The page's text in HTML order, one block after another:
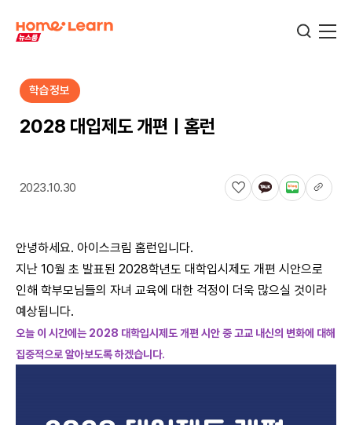
기업뉴스
학습정보
학습정보
2028 대입제도 개편ㅣ홈런
2023.10.30
안녕하세요. 아이스크림 홈런입니다.
지난 10월 초 발표된 2028학년도 대학입시제도 개편 시안으로
인해 학부모님들의 자녀 교육에 대한 걱정이 더욱 많으실 것이라
예상됩니다.
오늘 이 시간에는 2028 대학입시제도 개편 시안 중 고교 내신의 변화에 대해
집중적으로 알아보도록 하겠습니다.